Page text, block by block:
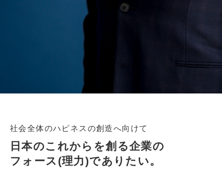
社会全体のハピネスの創造へ向けて
日本のこれからを創る企業の
フォース(理力)でありたい。